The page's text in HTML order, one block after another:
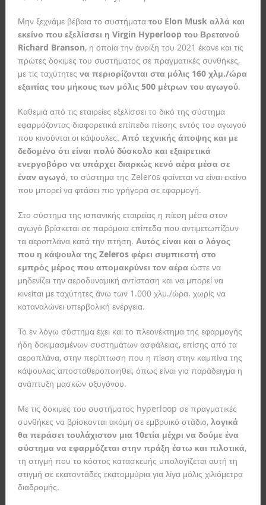
Μην ξεχνάμε βέβαια το συστήματα του Elon Musk αλλά και
εκείνο που εξελίσσει η Virgin Hyperloop του Βρετανού
Richard Branson, η οποία την άνοιξη του 2021 έκανε και τις
πρώτες δοκιμές του συστήματος σε πραγματικές συνθήκες,
με τις ταχύτητες να περιορίζονται στα μόλις 160 χλμ./ώρα
εξαιτίας του μήκους των μόλις 500 μέτρων του αγωγού.
Καθεμιά από τις εταιρείες εξελίσσει το δικό της σύστημα
εφαρμόζοντας διαφορετικά επίπεδα πίεσης εντός του αγωγού
που κινούνται οι κάψουλες. Από τεχνικής άποψης και με
δεδομένο ότι είναι πολύ δύσκολο και εξαιρετικά
ενεργοβόρο να υπάρχει διαρκώς κενό αέρα μέσα σε
έναν αγωγό, το σύστημα της Zeleros φαίνεται να είναι εκείνο
που μπορεί να φτάσει πιο γρήγορα σε εφαρμογή.
Στο σύστημα της ισπανικής εταιρείας η πίεση μέσα στον
αγωγό βρίσκεται σε παρόμοια επίπεδα που αντιμετωπίζουν
τα αεροπλάνα κατά την πτήση. Αυτός είναι και ο λόγος
που η κάψουλα της Zeleros φέρει συμπιεστή στο
εμπρός μέρος που απομακρύνει τον αέρα ώστε να
μηδενίζει την αεροδυναμική αντίσταση και να μπορεί να
κινείται με ταχύτητες άνω των 1.000 χλμ./ώρα. χωρίς να
καταναλώνει υπερβολική ενέργεια.
Το εν λόγω σύστημα έχει και το πλεονέκτημα της εφαρμογής
ήδη δοκιμασμένων συστημάτων ασφάλειας, επίσης από τα
αεροπλάνα, στην περίπτωση που η πίεση στην καμπίνα της
κάψουλας αποσταθεροποιηθεί, όπως είναι για παράδειγμα η
ανάπτυξη μασκών οξυγόνου.
Με τις δοκιμές του συστήματος hyperloop σε πραγματικές
συνθήκες να βρίσκονται ακόμη σε εμβρυικό στάδιο, λογικά
θα περάσει τουλάχιστον μια 10ετία μέχρι να δούμε ένα
σύστημα να εφαρμόζεται στην πράξη έστω και πιλοτικά,
τη στιγμή που το κόστος κατασκευής υπολογίζεται αυτή τη
στιγμή σε εκατοντάδες εκατομμύρια για λίγα μόλις χιλιόμετρα
διαδρομής.